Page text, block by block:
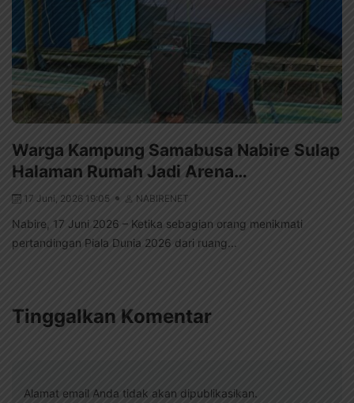
Warga Kampung Samabusa Nabire Sulap
Halaman Rumah Jadi Arena…
17 Juni, 2026 19:05 NABIRENET
Nabire, 17 Juni 2026 – Ketika sebagian orang menikmati
pertandingan Piala Dunia 2026 dari ruang...
Tinggalkan Komentar
Alamat email Anda tidak akan dipublikasikan.